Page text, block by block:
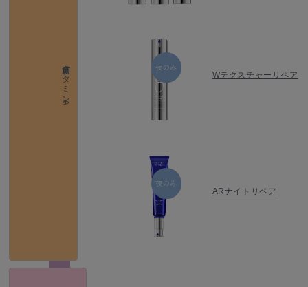
高濃度ビタミンA Wテクスチャーリペア
ARナイトリペア